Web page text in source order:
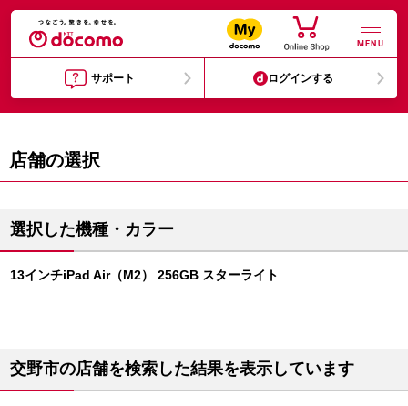
MENU
サポート ログインする
店舗の選択
選択した機種・カラー
13インチiPad Air（M2） 256GB スターライト
交野市の店舗を検索した結果を表示しています